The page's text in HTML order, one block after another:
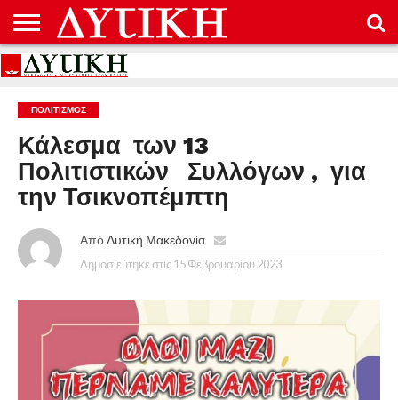
ΑΡΧΙΚΉ
ΕΠΙΚΟΙΝΩΝΊΑ
ΌΡΟΙ
ΠΡΟΣΤΑΣΊΑ
ΔΕΔΟΜΈΝΩΝ
ΠΟΛΙΤΙΣΜΌΣ
Κάλεσμα των 13
Πολιτιστικών Συλλόγων , για
την Τσικνοπέμπτη
Από Δυτική Μακεδονία
Δημοσιεύτηκε στις 15 Φεβρουαρίου 2023